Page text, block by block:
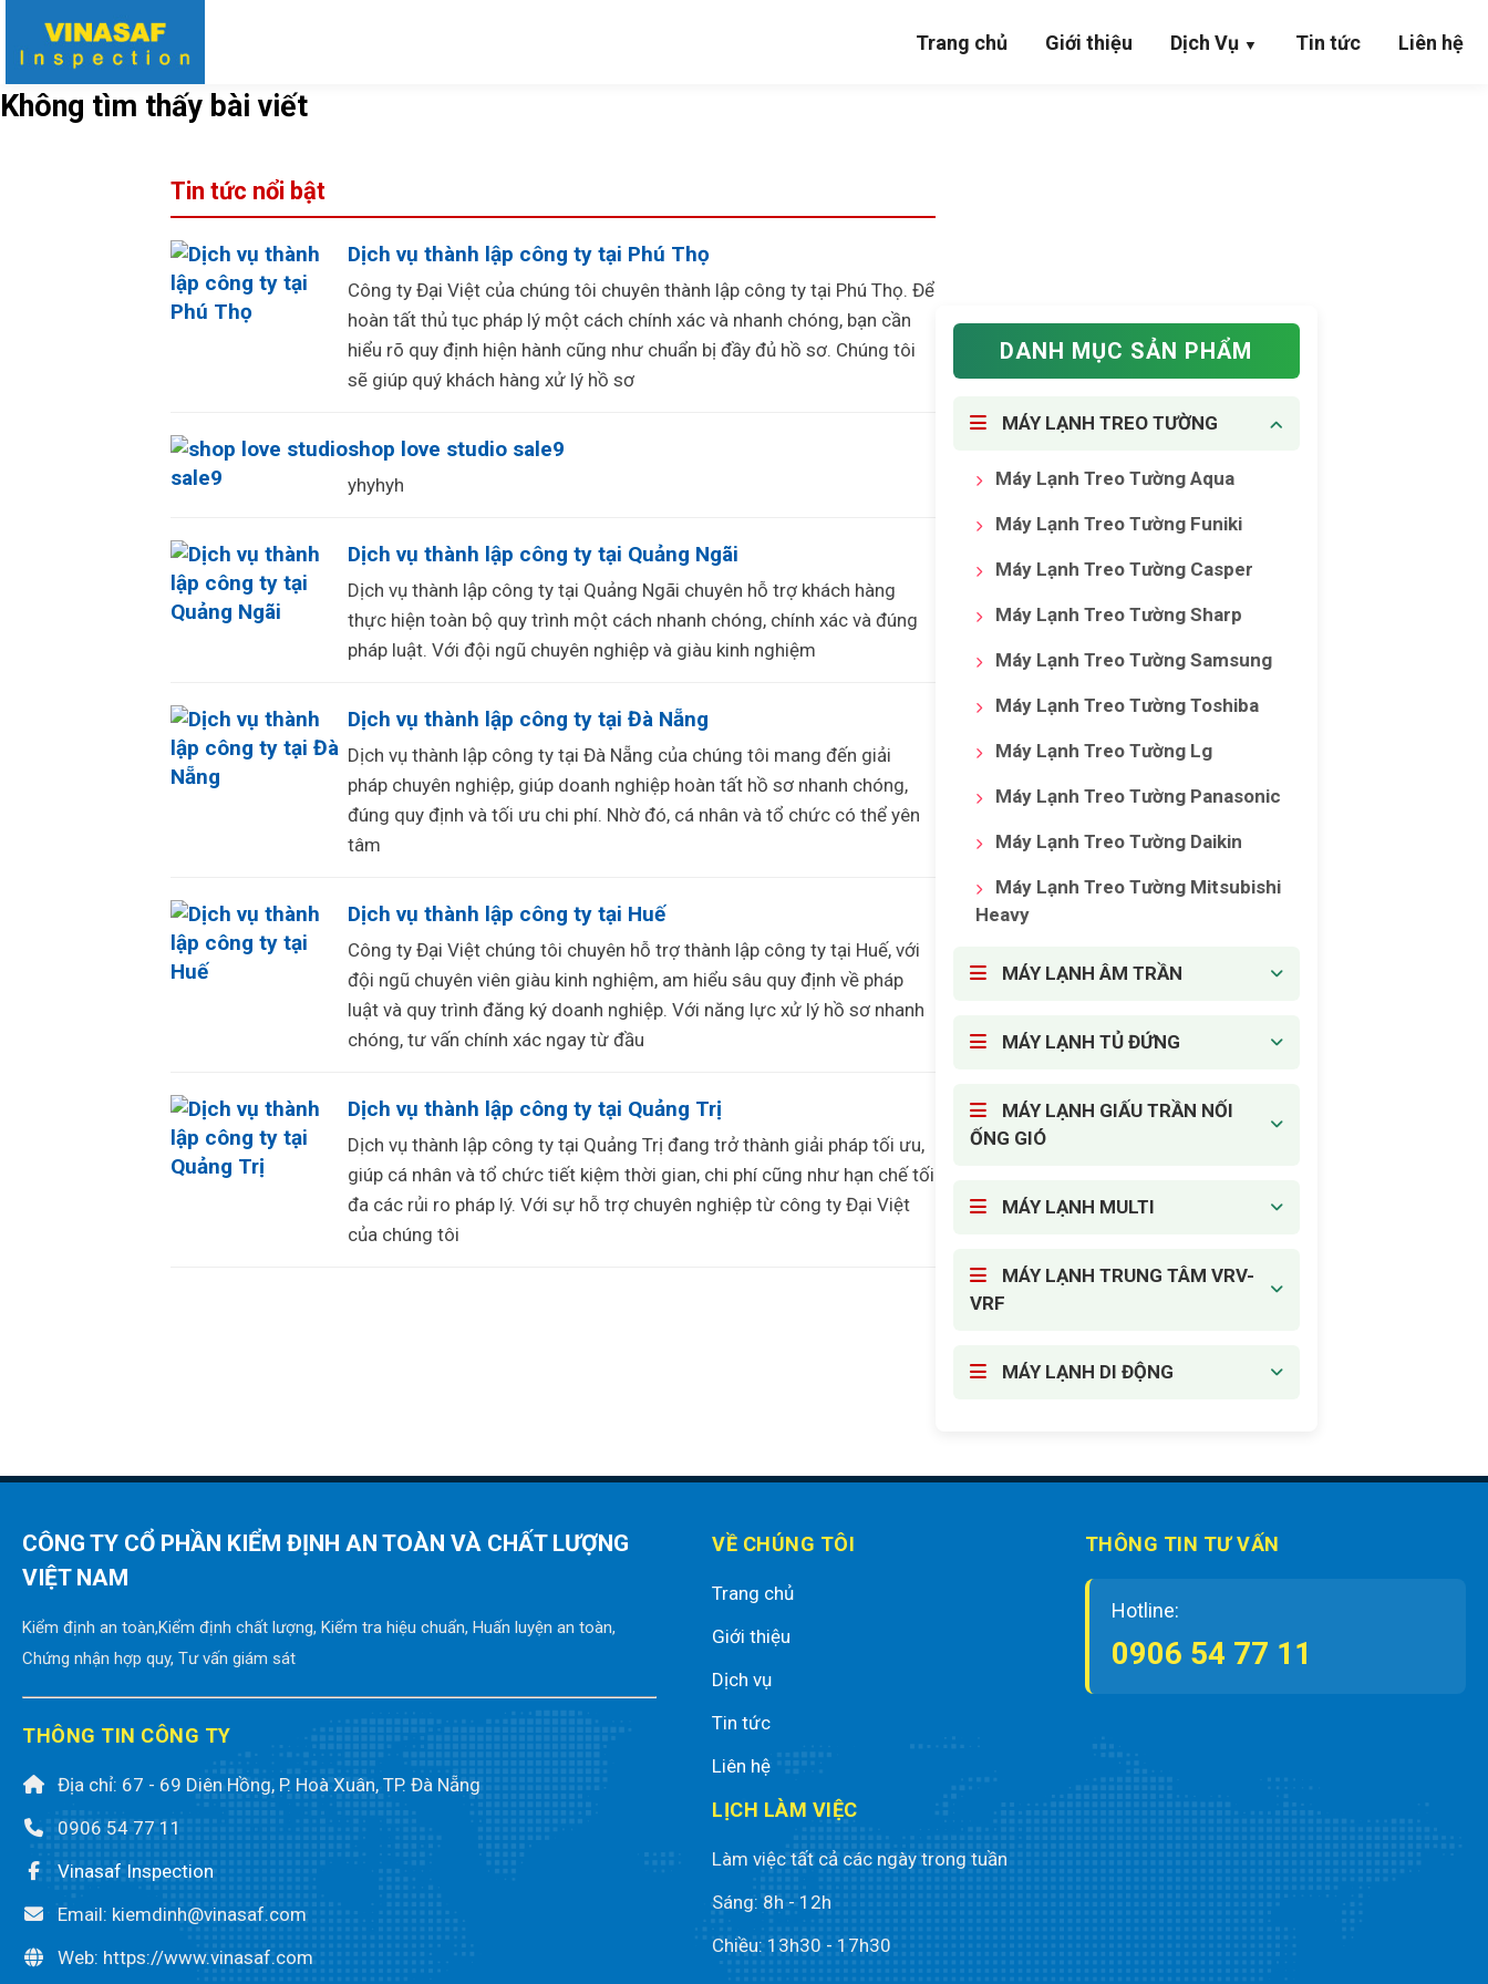
Trang chủ Giới thiệu Dịch Vụ ▼ Tin tức Liên hệ
Không tìm thấy bài viết
Tin tức nổi bật
Dịch vụ thành lập công ty tại Phú Thọ
Công ty Đại Việt của chúng tôi chuyên thành lập công ty tại Phú Thọ. Để
hoàn tất thủ tục pháp lý một cách chính xác và nhanh chóng, bạn cần
hiểu rõ quy định hiện hành cũng như chuẩn bị đầy đủ hồ sơ. Chúng tôi
sẽ giúp quý khách hàng xử lý hồ sơ
shop love studio sale9
yhyhyh
Dịch vụ thành lập công ty tại Quảng Ngãi
Dịch vụ thành lập công ty tại Quảng Ngãi chuyên hỗ trợ khách hàng
thực hiện toàn bộ quy trình một cách nhanh chóng, chính xác và đúng
pháp luật. Với đội ngũ chuyên nghiệp và giàu kinh nghiệm
Dịch vụ thành lập công ty tại Đà Nẵng
Dịch vụ thành lập công ty tại Đà Nẵng của chúng tôi mang đến giải
pháp chuyên nghiệp, giúp doanh nghiệp hoàn tất hồ sơ nhanh chóng,
đúng quy định và tối ưu chi phí. Nhờ đó, cá nhân và tổ chức có thể yên
tâm
Dịch vụ thành lập công ty tại Huế
Công ty Đại Việt chúng tôi chuyên hỗ trợ thành lập công ty tại Huế, với
đội ngũ chuyên viên giàu kinh nghiệm, am hiểu sâu quy định về pháp
luật và quy trình đăng ký doanh nghiệp. Với năng lực xử lý hồ sơ nhanh
chóng, tư vấn chính xác ngay từ đầu
Dịch vụ thành lập công ty tại Quảng Trị
Dịch vụ thành lập công ty tại Quảng Trị đang trở thành giải pháp tối ưu,
giúp cá nhân và tổ chức tiết kiệm thời gian, chi phí cũng như hạn chế tối
đa các rủi ro pháp lý. Với sự hỗ trợ chuyên nghiệp từ công ty Đại Việt
của chúng tôi
DANH MỤC SẢN PHẨM
MÁY LẠNH TREO TƯỜNG
Máy Lạnh Treo Tường Aqua
Máy Lạnh Treo Tường Funiki
Máy Lạnh Treo Tường Casper
Máy Lạnh Treo Tường Sharp
Máy Lạnh Treo Tường Samsung
Máy Lạnh Treo Tường Toshiba
Máy Lạnh Treo Tường Lg
Máy Lạnh Treo Tường Panasonic
Máy Lạnh Treo Tường Daikin
Máy Lạnh Treo Tường Mitsubishi
Heavy
MÁY LẠNH ÂM TRẦN
MÁY LẠNH TỦ ĐỨNG
MÁY LẠNH GIẤU TRẦN NỐI
ỐNG GIÓ
MÁY LẠNH MULTI
MÁY LẠNH TRUNG TÂM VRV-
VRF
MÁY LẠNH DI ĐỘNG
CÔNG TY CỔ PHẦN KIỂM ĐỊNH AN TOÀN VÀ CHẤT LƯỢNG
VIỆT NAM
Kiểm định an toàn,Kiểm định chất lượng, Kiểm tra hiệu chuẩn, Huấn luyện an toàn,
Chứng nhận hợp quy, Tư vấn giám sát
THÔNG TIN CÔNG TY
Địa chỉ: 67 - 69 Diên Hồng, P. Hoà Xuân, TP. Đà Nẵng
0906 54 77 11
Vinasaf Inspection
Email: kiemdinh@vinasaf.com
Web: https://www.vinasaf.com
VỀ CHÚNG TÔI
Trang chủ
Giới thiệu
Dịch vụ
Tin tức
Liên hệ
LỊCH LÀM VIỆC
Làm việc tất cả các ngày trong tuần
Sáng: 8h - 12h
Chiều: 13h30 - 17h30
THÔNG TIN TƯ VẤN
Hotline:
0906 54 77 11